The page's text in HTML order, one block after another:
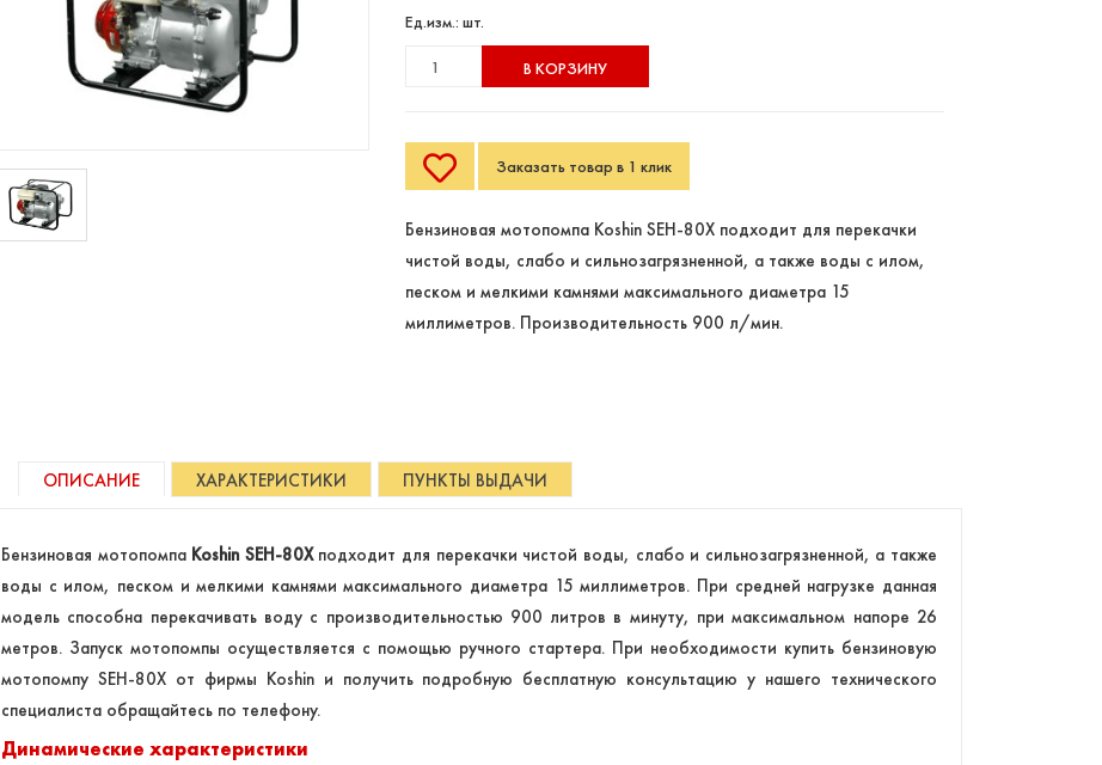
Ед.изм.: шт.
В КОРЗИНУ
Заказать товар в 1 клик
Бензиновая мотопомпа Koshin SEH-80X подходит для перекачки
чистой воды, слабо и сильнозагрязненной, а также воды с илом,
песком и мелкими камнями максимального диаметра 15
миллиметров. Производительность 900 л/мин.
ОПИСАНИЕ ХАРАКТЕРИСТИКИ ПУНКТЫ ВЫДАЧИ
Бензиновая мотопомпа Koshin SEH-80Xподходит для перекачки чистой воды, слабо и сильнозагрязненной, а также
воды с илом, песком и мелкими камнями максимального диаметра 15 миллиметров. При средней нагрузке данная
модель способна перекачивать воду с производительностью 900 литров в минуту, при максимальном напоре 26
метров. Запуск мотопомпы осуществляется с помощью ручного стартера. При необходимости купить бензиновую
мотопомпу SEH-80X от фирмы Koshin и получить подробную бесплатную консультацию у нашего технического
специалиста обращайтесь по телефону.
Динамические характеристики